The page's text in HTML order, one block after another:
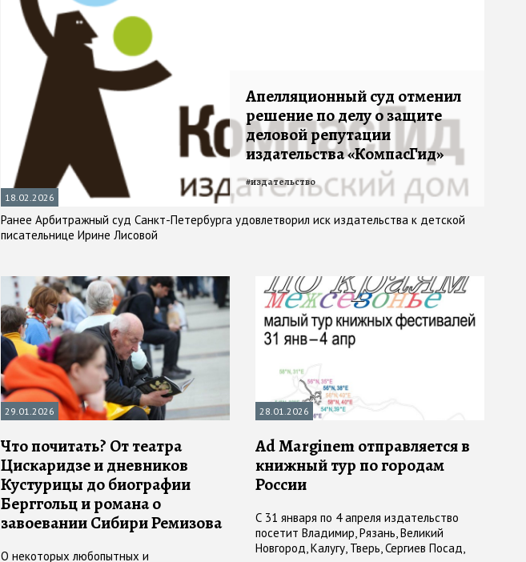
18.02.2026
Апелляционный суд отменил
решение по делу о защите
деловой репутации
издательства «КомпасГид»
Ранее Арбитражный суд Санкт-Петербурга удовлетворил иск издательства к детской
писательнице Ирине Лисовой
#издательство
29.01.2026
Что почитать? От театра
Цискаридзе и дневников
Кустурицы до биографии
Берггольц и романа о
завоевании Сибири Ремизова
О некоторых любопытных и
28.01.2026
Ad Marginem отправляется в
книжный тур по городам
России
С 31 января по 4 апреля издательство
посетит Владимир, Рязань, Великий
Новгород, Калугу, Тверь, Сергиев Посад,